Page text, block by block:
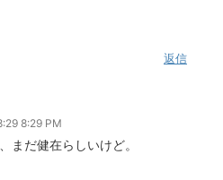
返信
8:29 PM
まだ健在らしいけど。